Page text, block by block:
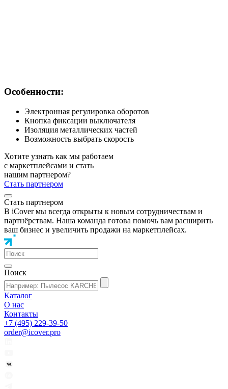
Особенности:
Электронная регулировка оборотов
Кнопка фиксации выключателя
Изоляция металлических частей
Возможность выбрать скорость
Хотите узнать как мы работаем
с маркетплейсами и стать
нашим партнером?
Стать партнером
Стать партнером
В iCover мы всегда открыты к новым сотрудничествам и
партнёрствам. Наша команда готова помочь вам расширить
ваш бизнес и увеличить продажи на маркетплейсах.
Поиск
Каталог
О нас
Контакты
+7 (495) 229-39-50
order@icover.pro